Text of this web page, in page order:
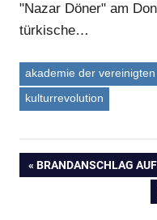
"Nazar Döner" am
türkische…
akademie der
kulturrevolution
VORHERIGER
BRANDANSCHLAG